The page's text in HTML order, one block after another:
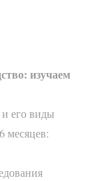
изучаем
и его виды
месяцев: